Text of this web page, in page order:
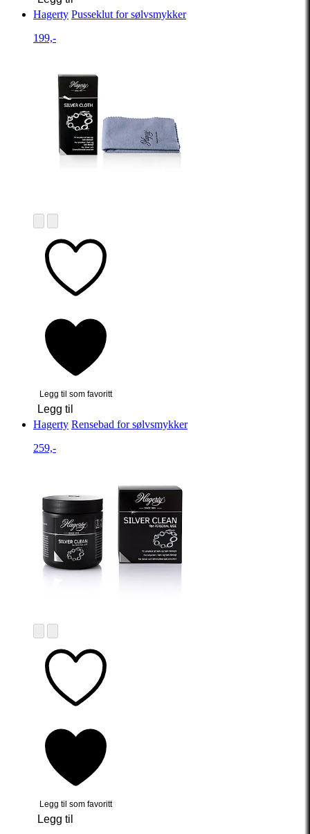
Hagerty Pusseklut for sølvsmykker
199,-
Legg til som favoritt
Legg til
Hagerty Rensebad for sølvsmykker
259,-
Legg til som favoritt
Legg til